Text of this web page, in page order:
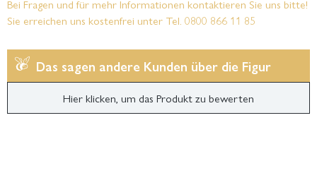
Bei Fragen und für mehr Informationen kontaktieren Sie uns bitte!
Sie erreichen uns kostenfrei unter Tel. 0800 866 11 85
Das sagen andere Kunden über die Figur
Hier klicken, um das Produkt zu bewerten